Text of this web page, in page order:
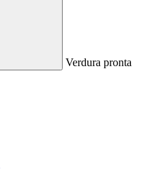
Verdura pronta